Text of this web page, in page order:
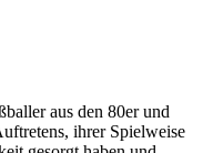
aus den 80er und
ihrer Spielweise